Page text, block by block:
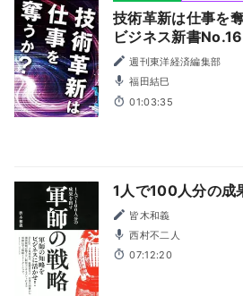
技術革新は仕事を
ビジネス新書
週刊東洋経済編集部
福田結巳
01:03:35
1人で100人分の成
皆木和義
西村不二人
07:12:20